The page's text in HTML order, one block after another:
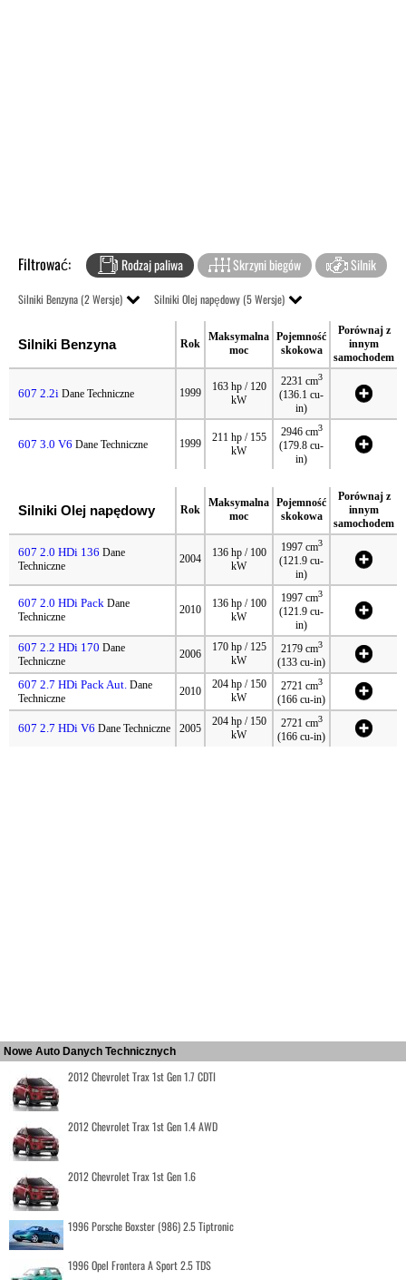
Filtrować: Rodzaj paliwa Skrzyni biegów Silnik
Silniki Benzyna (2 Wersje) Silniki Olej napędowy (5 Wersje)
Silniki Benzyna Rok
Maksymalna
moc
Pojemność
skokowa
Porównaj z
innym
samochodem
607 2.2i Dane Techniczne 1999
163 hp / 120
kW
2231 cm3
(136.1 cu-
in)
607 3.0 V6 Dane Techniczne 1999
211 hp / 155
kW
2946 cm3
(179.8 cu-
in)
Silniki Olej napędowy Rok
Maksymalna
moc
Pojemność
skokowa
Porównaj z
innym
samochodem
607 2.0 HDi 136 Dane
Techniczne
2004
136 hp / 100
kW
1997 cm3
(121.9 cu-
in)
607 2.0 HDi Pack Dane
Techniczne
2010
136 hp / 100
kW
1997 cm3
(121.9 cu-
in)
607 2.2 HDi 170 Dane
Techniczne
2006
170 hp / 125
kW
2179 cm3
(133 cu-in)
607 2.7 HDi Pack Aut. Dane
Techniczne
2010
204 hp / 150
kW
2721 cm3
(166 cu-in)
607 2.7 HDi V6 Dane Techniczne 2005
204 hp / 150
kW
2721 cm3
(166 cu-in)
Nowe Auto Danych Technicznych
2012 Chevrolet Trax 1st Gen 1.7 CDTI
2012 Chevrolet Trax 1st Gen 1.4 AWD
2012 Chevrolet Trax 1st Gen 1.6
1996 Porsche Boxster (986) 2.5 Tiptronic
1996 Opel Frontera A Sport 2.5 TDS